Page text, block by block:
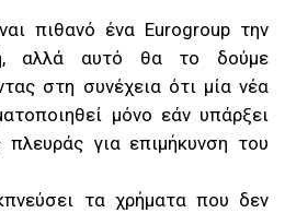
πιθανό ένα Eurogroup την
αλλά αυτό θα το δούμε
στη συνέχεια ότι μία νέα
μόνο εάν υπάρξει
πλευράς για επιμήκυνση του
τα χρήματα που δεν